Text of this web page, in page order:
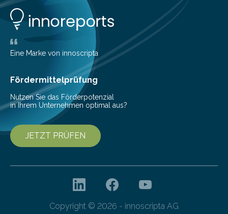
Eine Marke von innoscripta
Fördermittelprüfung
Nutzen Sie das Förderpotenzial
in Ihrem Unternehmen optimal aus?
JETZT PRÜFEN
Copyright © 2026 - innoscripta AG